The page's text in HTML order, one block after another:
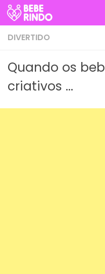
Skip to content
DIVERTIDO
Quando os
criativos …